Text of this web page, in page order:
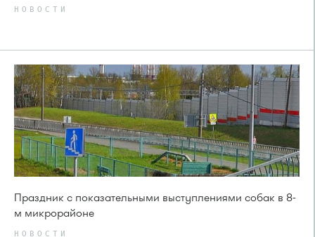
НОВОСТИ
Праздник с показательными выступлениями собак в 8-
м микрорайоне
НОВОСТИ